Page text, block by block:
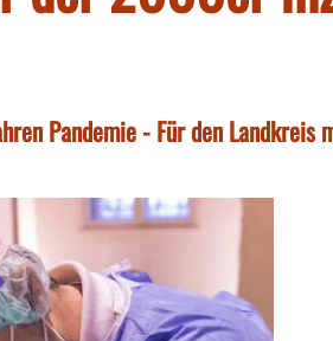
Pandemie - Für den Landkreis